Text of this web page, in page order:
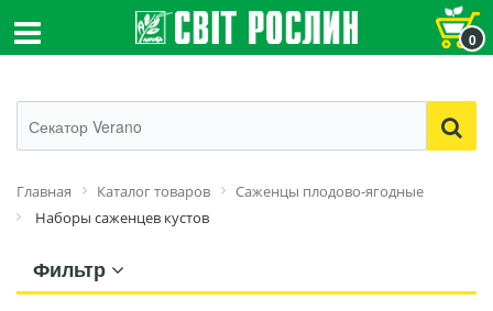
0
Главная Каталог товаров
Саженцы плодово-ягодные
Наборы саженцев кустов
Фильтр